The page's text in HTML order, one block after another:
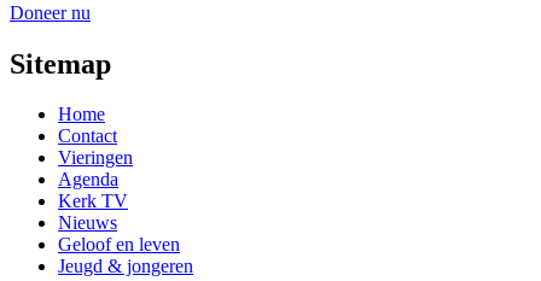
Doneer nu
Sitemap
Home
Contact
Vieringen
Agenda
Kerk TV
Nieuws
Geloof en leven
Jeugd & jongeren